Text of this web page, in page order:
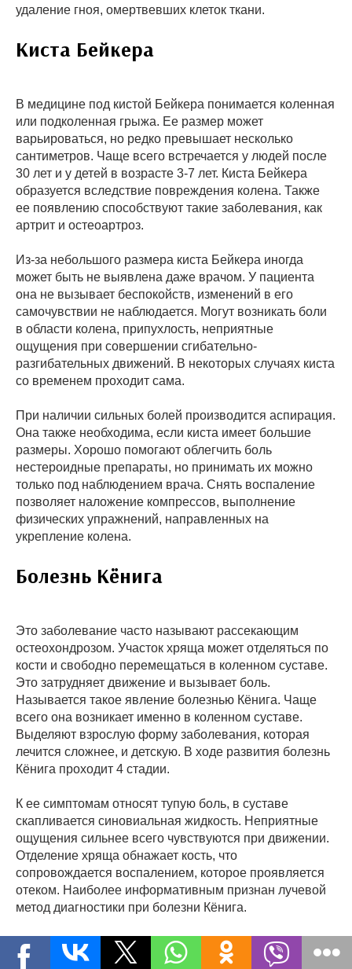
удаление гноя, омертвевших клеток ткани.
Киста Бейкера
В медицине под кистой Бейкера понимается коленная
или подколенная грыжа. Ее размер может
варьироваться, но редко превышает несколько
сантиметров. Чаще всего встречается у людей после
30 лет и у детей в возрасте 3-7 лет. Киста Бейкера
образуется вследствие повреждения колена. Также
ее появлению способствуют такие заболевания, как
артрит и остеоартроз.
Из-за небольшого размера киста Бейкера иногда
может быть не выявлена даже врачом. У пациента
она не вызывает беспокойств, изменений в его
самочувствии не наблюдается. Могут возникать боли
в области колена, припухлость, неприятные
ощущения при совершении сгибательно-
разгибательных движений. В некоторых случаях киста
со временем проходит сама.
При наличии сильных болей производится аспирация.
Она также необходима, если киста имеет большие
размеры. Хорошо помогают облегчить боль
нестероидные препараты, но принимать их можно
только под наблюдением врача. Снять воспаление
позволяет наложение компрессов, выполнение
физических упражнений, направленных на
укрепление колена.
Болезнь Кёнига
Это заболевание часто называют рассекающим
остеохондрозом. Участок хряща может отделяться по
кости и свободно перемещаться в коленном суставе.
Это затрудняет движение и вызывает боль.
Называется такое явление болезнью Кёнига. Чаще
всего она возникает именно в коленном суставе.
Выделяют взрослую форму заболевания, которая
лечится сложнее, и детскую. В ходе развития болезнь
Кёнига проходит 4 стадии.
К ее симптомам относят тупую боль, в суставе
скапливается синовиальная жидкость. Неприятные
ощущения сильнее всего чувствуются при движении.
Отделение хряща обнажает кость, что
сопровождается воспалением, которое проявляется
отеком. Наиболее информативным признан лучевой
метод диагностики при болезни Кёнига.
На начальных этапах справиться с ней можно при
помощи консервативных методов лечения. Для